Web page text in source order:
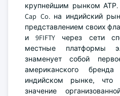
крупнейшим рынком АТР.
Cap Co. на индийский
представлением своих
и 9FIFTY через сети
местные платформы
знаменует собой
американского
индийском рынке, что
значение